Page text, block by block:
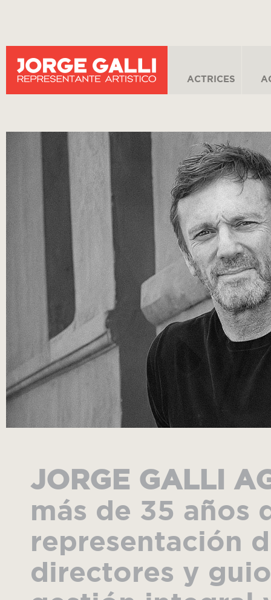
ACTRICES
JORGE GALLI
más de 35 años
representación
directores y